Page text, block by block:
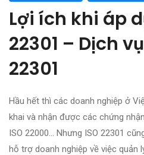
Lợi ích khi áp
22301 – Dịch
22301
Hầu hết thì các doanh nghiệp ở
khai và nhận được các chứng
ISO 22000… Nhưng ISO 22301
hỗ trợ doanh nghiệp về việc quản